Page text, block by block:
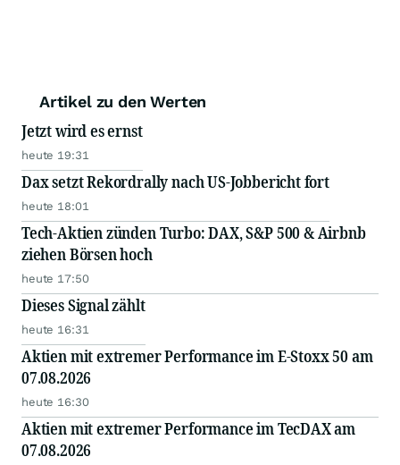
Artikel zu den Werten
Jetzt wird es ernst
heute 19:31
Dax setzt Rekordrally nach US-Jobbericht fort
heute 18:01
Tech-Aktien zünden Turbo: DAX, S&P 500 & Airbnb
ziehen Börsen hoch
heute 17:50
Dieses Signal zählt
heute 16:31
Aktien mit extremer Performance im E-Stoxx 50 am
07.08.2026
heute 16:30
Aktien mit extremer Performance im TecDAX am
07.08.2026